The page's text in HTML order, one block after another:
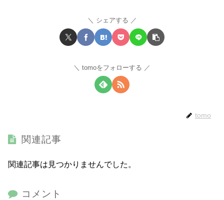
シェアする
tomoをフォローする
tomo
関連記事
関連記事は見つかりませんでした。
コメント